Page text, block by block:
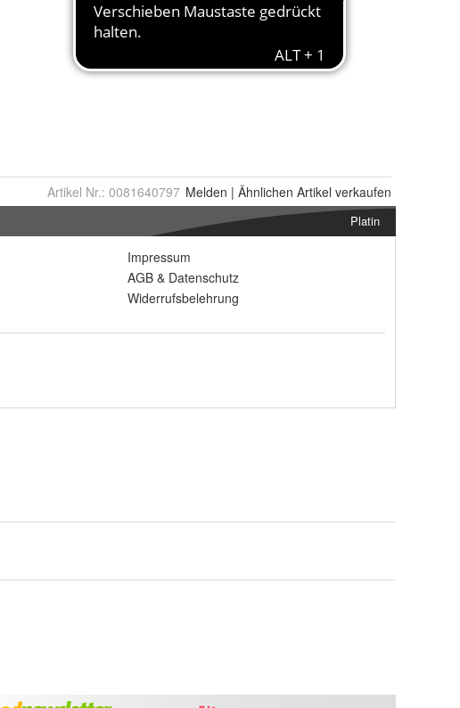
Artikel Nr.: 0081640797 Melden | Ähnlichen Artikel verkaufen
Platin
Impressum
AGB & Datenschutz
Widerrufsbelehrung